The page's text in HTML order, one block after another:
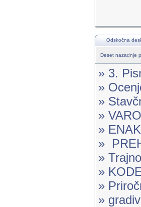
Odskočna
Deset nazadnje
» 3.
»
»
»
»
»
»
»
»
»